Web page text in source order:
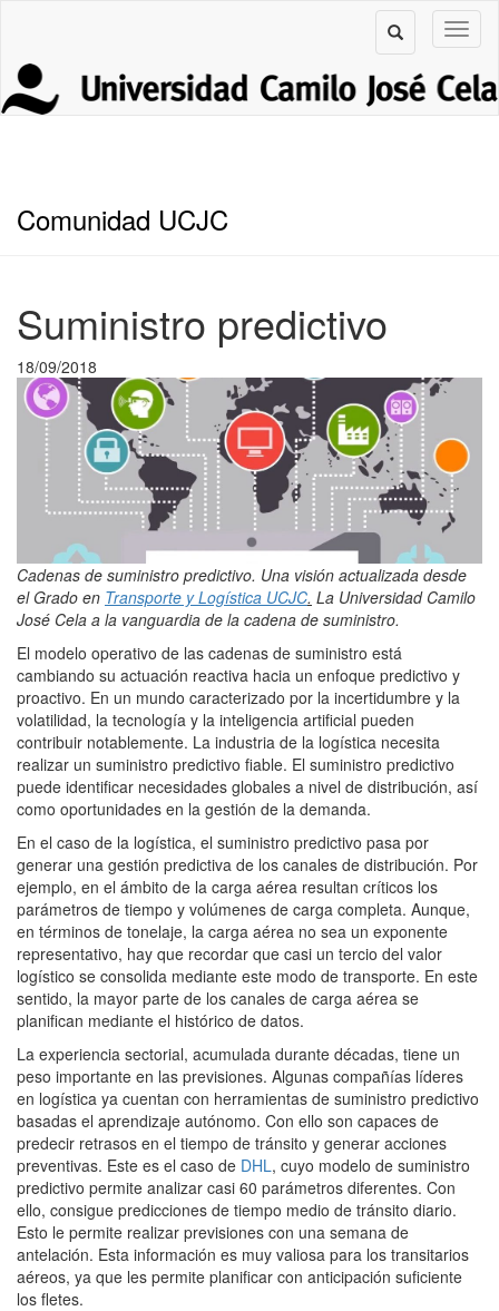
Comunidad UCJC
Suministro predictivo
18/09/2018
Cadenas de suministro predictivo. Una visión actualizada desde
el Grado en Transporte y Logística UCJC. La Universidad Camilo
José Cela a la vanguardia de la cadena de suministro.
El modelo operativo de las cadenas de suministro está
cambiando su actuación reactiva hacia un enfoque predictivo y
proactivo. En un mundo caracterizado por la incertidumbre y la
volatilidad, la tecnología y la inteligencia artificial pueden
contribuir notablemente. La industria de la logística necesita
realizar un suministro predictivo fiable. El suministro predictivo
puede identificar necesidades globales a nivel de distribución, así
como oportunidades en la gestión de la demanda.
En el caso de la logística, el suministro predictivo pasa por
generar una gestión predictiva de los canales de distribución. Por
ejemplo, en el ámbito de la carga aérea resultan críticos los
parámetros de tiempo y volúmenes de carga completa. Aunque,
en términos de tonelaje, la carga aérea no sea un exponente
representativo, hay que recordar que casi un tercio del valor
logístico se consolida mediante este modo de transporte. En este
sentido, la mayor parte de los canales de carga aérea se
planifican mediante el histórico de datos.
La experiencia sectorial, acumulada durante décadas, tiene un
peso importante en las previsiones. Algunas compañías líderes
en logística ya cuentan con herramientas de suministro predictivo
basadas el aprendizaje autónomo. Con ello son capaces de
predecir retrasos en el tiempo de tránsito y generar acciones
preventivas. Este es el caso de DHL, cuyo modelo de suministro
predictivo permite analizar casi 60 parámetros diferentes. Con
ello, consigue predicciones de tiempo medio de tránsito diario.
Esto le permite realizar previsiones con una semana de
antelación. Esta información es muy valiosa para los transitarios
aéreos, ya que les permite planificar con anticipación suficiente
los fletes.